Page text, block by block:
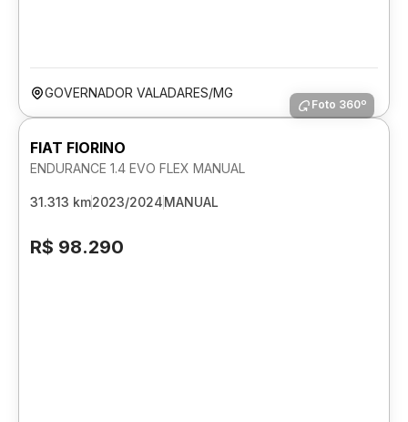
GOVERNADOR VALADARES/MG
Foto 360º
FIAT FIORINO
ENDURANCE 1.4 EVO FLEX MANUAL
31.313 km2023/2024MANUAL
R$ 98.290